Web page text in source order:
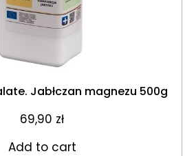
Jabłczan magnezu 500g
69,90 zł
Add to cart